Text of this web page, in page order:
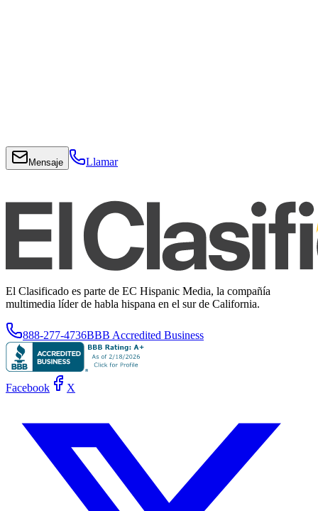
Mensaje Llamar
El Clasificado es parte de EC Hispanic Media, la compañía
multimedia líder de habla hispana en el sur de California.
888-277-4736BBB Accredited Business
Facebook X